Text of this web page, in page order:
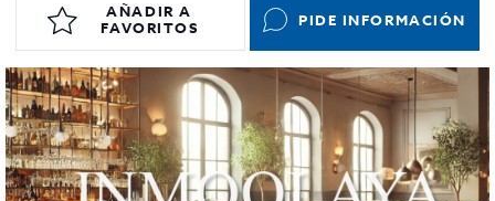
AÑADIR A
FAVORITOS
PIDE INFORMACIÓN